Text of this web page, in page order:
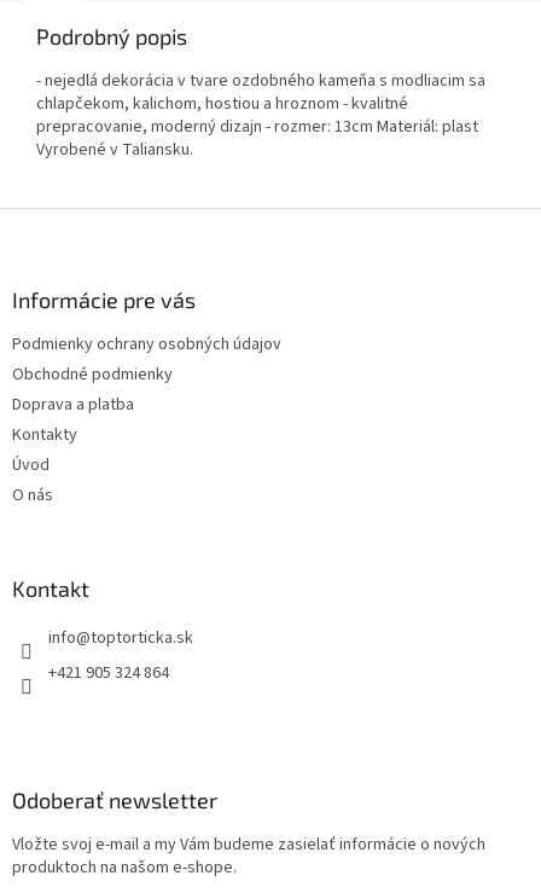
Podrobný popis
- nejedlá dekorácia v tvare ozdobného kameňa s modliacim sa
chlapčekom, kalichom, hostiou a hroznom - kvalitné
prepracovanie, moderný dizajn - rozmer: 13cm Materiál: plast
Vyrobené v Taliansku.
Informácie pre vás
Podmienky ochrany osobných údajov
Obchodné podmienky
Doprava a platba
Kontakty
Úvod
O nás
Kontakt
+421 905 324 864
Odoberať newsletter
Vložte svoj e-mail a my Vám budeme zasielať informácie o nových
produktoch na našom e-shope.